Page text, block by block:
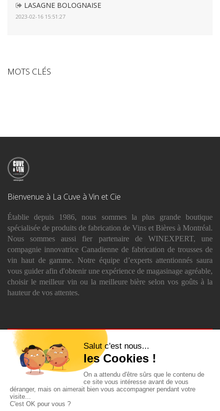
LASAGNE BOLOGNAISE
2023-02-16 15:51:27
MOTS CLÉS
Bienvenue à La Cuve à Vin et Cie
Établie depuis 1986, nous sommes la plus grande boutique
spécialisée de produits de fabrication de Vins et Bières à Montréal.
Nous sommes aussi fier partenaire de WINEXPERT, une
compagnie innovatrice Canadienne de fabrication de trousses de
vin haut de gamme. Notre équipe d’experts attentionnés saura
vous guider afin d'obtenir une expérience de magasinage agréable,
choisir le meilleur vin ou la meilleure bière selon vos goûts à la
hauteur de vos attentes.
Magasinez en ligne
Appelez-nous au514-642-6520
Inscrivez-vous à notre infolettre
ENVOYER